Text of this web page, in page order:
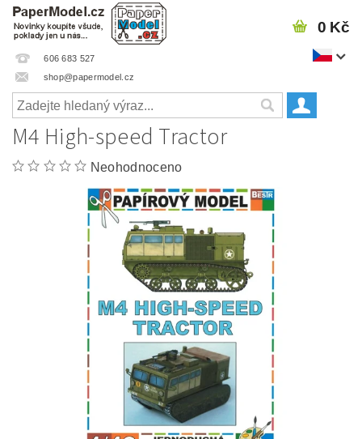
606 683 527
shop@papermodel.cz
0 Kč
M4 High-speed Tractor
Neohodnoceno